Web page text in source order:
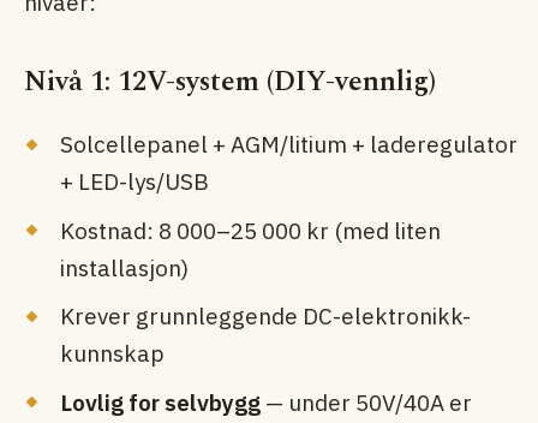
Nivå 1: 12V-system (DIY-vennlig)
Solcellepanel + AGM/litium + laderegulator
+ LED-lys/USB
Kostnad: 8 000–25 000 kr (med liten
installasjon)
Krever grunnleggende DC-elektronikk-
kunnskap
Lovlig for selvbygg — under 50V/40A er